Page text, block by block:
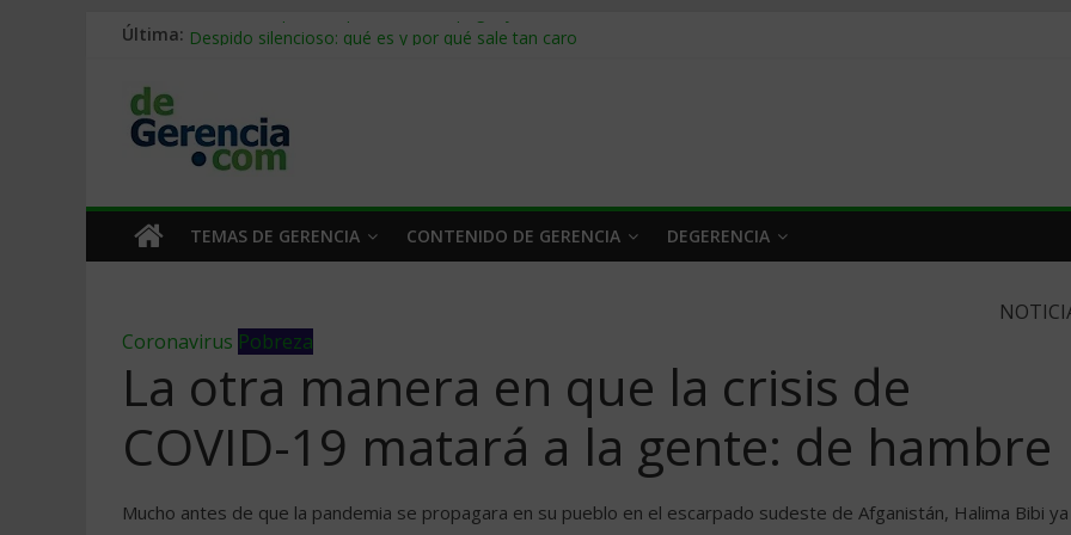
Última: Stablecoins para empresas: cómo pagar y cobrar en 2026
Trabajo forzoso en la cadena de suministro: qué hacer
Mercado hispano de EE. UU.: cómo segmentarlo y venderle
TEMAS DE GERENCIA CONTENIDO DE GERENCIA DEGERENCIA
Coronavirus Pobreza
La otra manera en que la crisis de
COVID-19 matará a la gente: de hambre
Mucho antes de que la pandemia se propagara en su pueblo en el escarpado sudeste de Afganistán, Halima Bibi ya